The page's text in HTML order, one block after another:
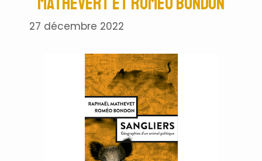
27 décembre 2022